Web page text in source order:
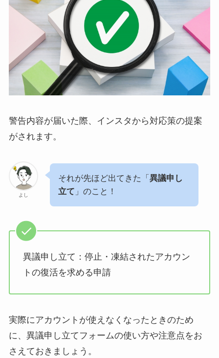
警告内容が届いた際、インスタから対応策の提案
がされます。
よし
それが先ほど出てきた「 異議申し
立て 」のこと！
異議申し立て：停止・凍結されたアカウン
トの復活を求める申請
実際にアカウントが使えなくなったときのため
に、異議申し立てフォームの使い方や注意点をお
さえておきましょう。